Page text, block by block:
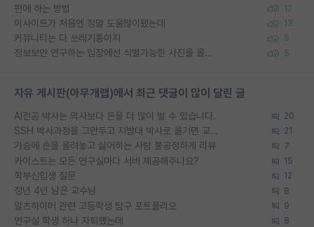
편애 하는 방법 12
이사이트가 처음엔 정말 도움많이됐는데 13
커뮤니티는 다 쓰레기통이지 5
정보보안 연구하는 입장에선 식별가능한 사진을 올리는건 비추이긴함 5
자유 게시판(아무개랩)에서 최근 댓글이 많이 달린 글
AI전공 박사는 의사보다 돈을 더 많이 벌 수 있습니다. 20
SSH 박사과정을 그만두고 지방대 박사로 옮기면 교수의 꿈은 끝일까요? 21
가슴에 손을 올려놓고 싫어하는 사람 불공정하게 리뷰 7
카이스트는 모든 연구실마다 서버 제공해주나요? 15
학부신입생 질문 12
정년 4년 남은 교수님 8
알츠하이머 관련 고등학생 탐구 포트폴리오 9
연구실 학생 하나 자퇴했는데 8